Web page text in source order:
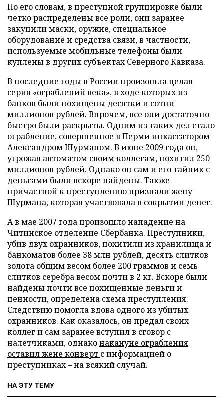
По его словам, в преступной группировке были
четко распределены все роли, они заранее
закупили маски, оружие, специальное
оборудование и средства связи, в частности,
используемые мобильные телефоны были
куплены в других субъектах Северного Кавказа.
В последние годы в России произошла целая
серия «ограблений века», в ходе которых из
банков были похищены десятки и сотни
миллионов рублей. Впрочем, все они достаточно
быстро были раскрыты. Одним из таких дел стало
ограбление, совершенное в Перми инкассатором
Александром Шурманом. В июне 2009 года он,
угрожая автоматом своим коллегам,похитил 250
миллионов рублей. Однако он сам и его тайник с
деньгами были вскоре найдены. Также
причастной к преступлению признали жену
Шурмана, которая участвовала в сокрытии денег.
А в мае 2007 года произошло нападение на
Читинское отделение Сбербанка. Преступники,
убив двух охранников, похитили из хранилища и
банкоматов более 38 млн рублей, десять слитков
золота общим весом более 200 граммов и семь
слитков серебра весом почти в 2 кг. Вскоре были
найдены почти все похищенные деньги и
ценности, определена схема преступления.
Следствию помогла вдова одного из убитых
охранников. Как оказалось, он предал своих
коллег и сам заранее вступил в сговор с
налетчиками, однаконакануне ограбления
оставил жене конверт с информацией о
преступниках–на всякий случай.
НА ЭТУ ТЕМУ